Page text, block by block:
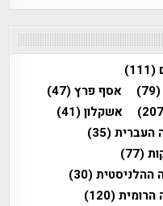
(111)
(79) אסף פרץ(47)
אשקלון(41)
העברית(35)
(77)
ההלניסטית(30)
הרומית(120)